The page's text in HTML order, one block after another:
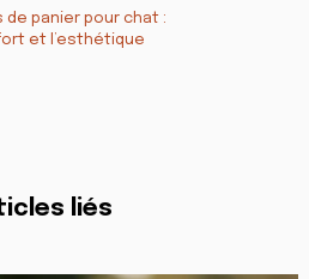
de panier pour chat :
et l’esthétique
liés